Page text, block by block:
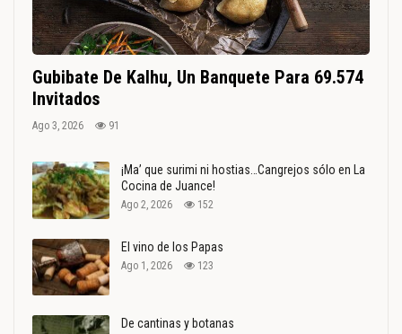
Gubibate De Kalhu, Un Banquete Para 69.574
Invitados
Ago 3, 2026 91
¡Ma’ que surimi ni hostias…Cangrejos sólo en La
Cocina de Juance!
Ago 2, 2026 152
El vino de los Papas
Ago 1, 2026 123
De cantinas y botanas